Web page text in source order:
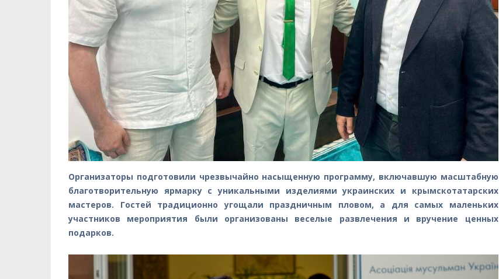
Организаторы подготовили чрезвычайно насыщенную программу, включавшую масштабную
благотворительную ярмарку с уникальными изделиями украинских и крымскотатарских
мастеров. Гостей традиционно угощали праздничным пловом, а для самых маленьких
участников мероприятия были организованы веселые развлечения и вручение ценных
подарков.